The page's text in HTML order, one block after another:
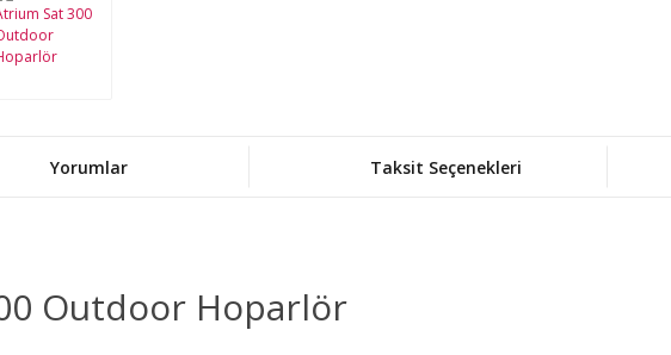
Yorumlar Taksit Seçenekleri
Outdoor Hoparlör